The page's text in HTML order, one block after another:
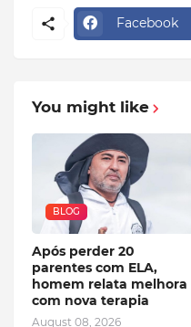
Facebook
You might like
BLOG
Após perder 20
parentes com ELA,
homem relata melhora
com nova terapia
August 08, 2026